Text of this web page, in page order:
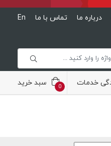
درباره ما تماس با ما En
0 سبد خرید خدمات